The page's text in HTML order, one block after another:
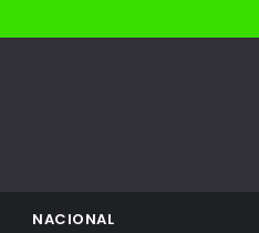
NACIONAL